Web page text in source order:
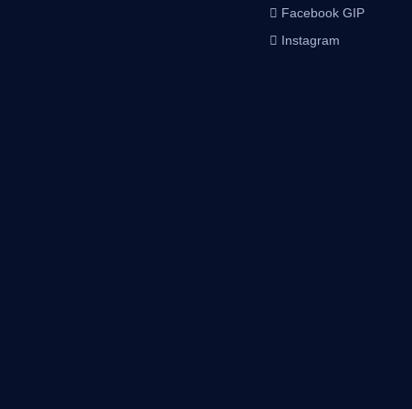
Facebook GIP
Instagram